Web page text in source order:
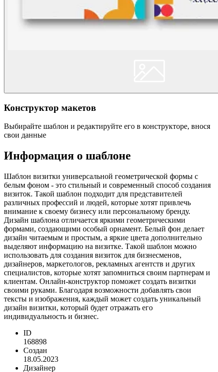
Конструктор макетов
Выбирайте шаблон и редактируйте его в конструкторе, внося
свои данные
Информация о шаблоне
Шаблон визитки универсальной геометрической формы с
белым фоном - это стильный и современный способ создания
визиток. Такой шаблон подходит для представителей
различных профессий и людей, которые хотят привлечь
внимание к своему бизнесу или персональному бренду.
Дизайн шаблона отличается яркими геометрическими
формами, создающими особый орнамент. Белый фон делает
дизайн читаемым и простым, а яркие цвета дополнительно
выделяют информацию на визитке. Такой шаблон можно
использовать для создания визиток для бизнесменов,
дизайнеров, маркетологов, рекламных агентств и других
специалистов, которые хотят запомниться своим партнерам и
клиентам. Онлайн-конструктор поможет создать визитки
своими руками. Благодаря возможности добавлять свои
тексты и изображения, каждый может создать уникальный
дизайн визитки, который будет отражать его
индивидуальность и бизнес.
ID
168898
Создан
18.05.2023
Дизайнер